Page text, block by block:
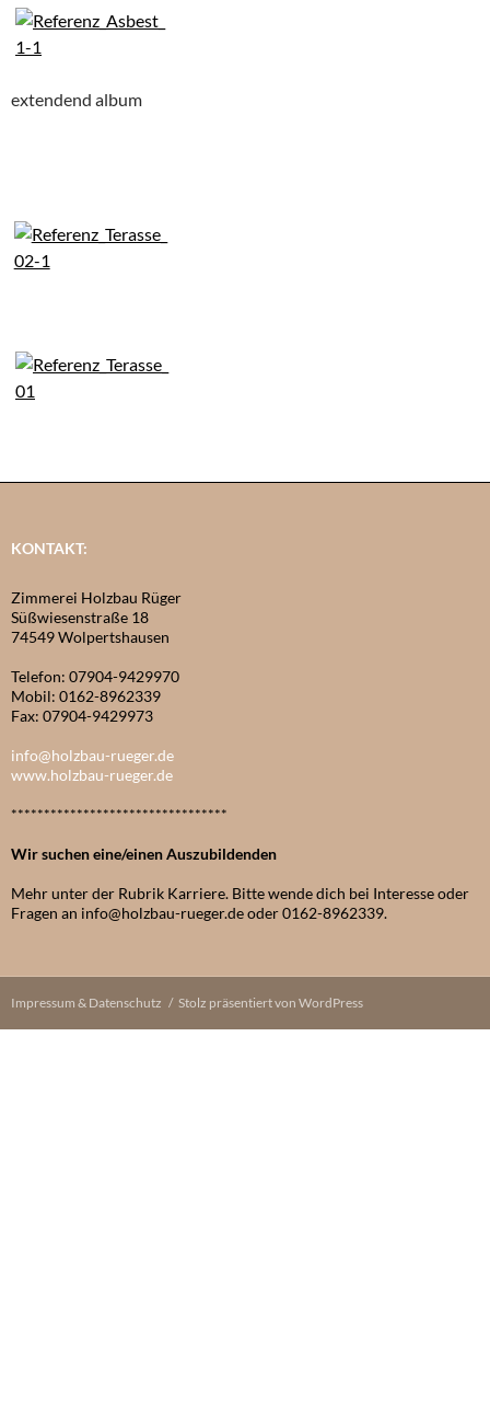
extendend album
KONTAKT:
Zimmerei Holzbau Rüger
Süßwiesenstraße 18
74549 Wolpertshausen
Telefon: 07904-9429970
Mobil: 0162-8962339
Fax: 07904-9429973
info@holzbau-rueger.de
www.holzbau-rueger.de
*********************************
Wir suchen eine/einen Auszubildenden
Mehr unter der Rubrik Karriere. Bitte wende dich bei Interesse oder
Fragen an info@holzbau-rueger.de oder 0162-8962339.
Impressum & Datenschutz Stolz präsentiert von WordPress